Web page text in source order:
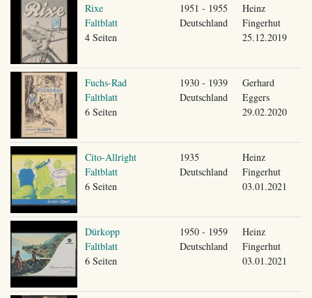
Rixe
Faltblatt
4 Seiten
1951 - 1955
Deutschland
Heinz
Fingerhut
25.12.2019
Fuchs-Rad
Faltblatt
6 Seiten
1930 - 1939
Deutschland
Gerhard
Eggers
29.02.2020
Cito-Allright
Faltblatt
6 Seiten
1935
Deutschland
Heinz
Fingerhut
03.01.2021
Dürkopp
Faltblatt
6 Seiten
1950 - 1959
Deutschland
Heinz
Fingerhut
03.01.2021